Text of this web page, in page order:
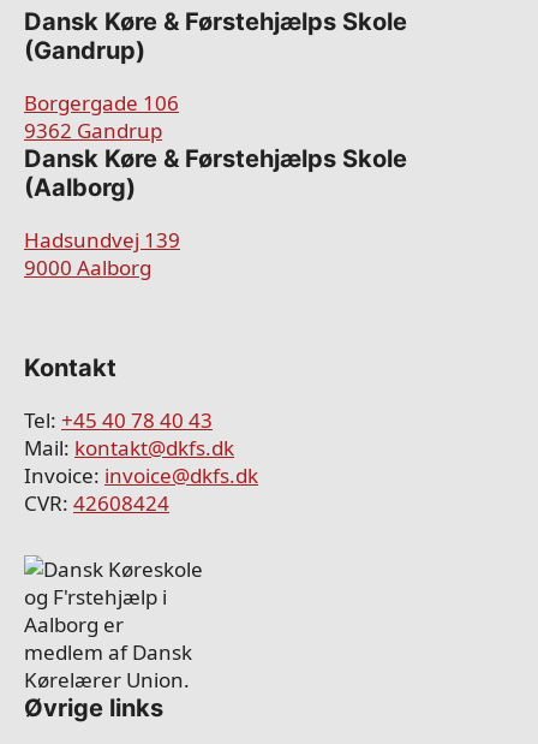
Dansk Køre & Førstehjælps Skole
(Gandrup)
Borgergade 106
9362 Gandrup
​​Dansk Køre & Førstehjælps Skole
(Aalborg)
Hadsundvej 139
9000 Aalborg
Kontakt
Tel: +45 40 78 40 43
Mail: kontakt@dkfs.dk
Invoice: invoice@dkfs.dk
CVR: 42608424
Øvrige links